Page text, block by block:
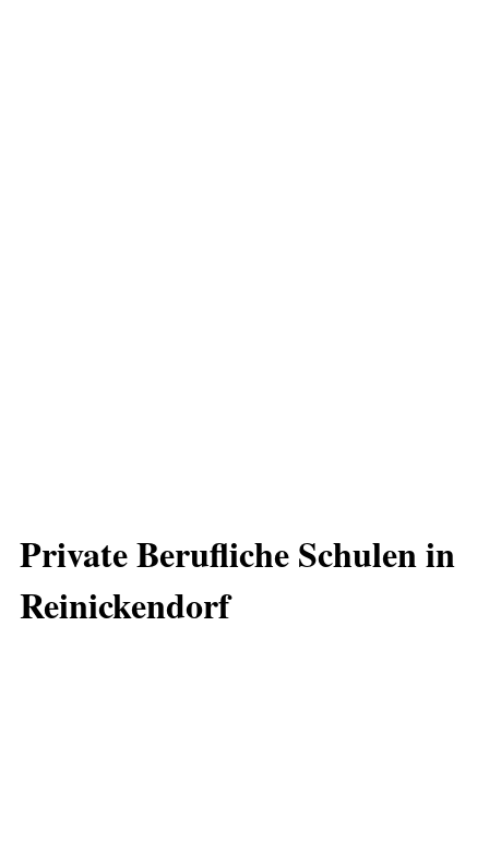
Private Berufliche Schulen in
Reinickendorf